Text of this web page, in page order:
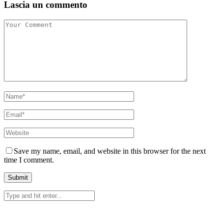
Lascia un commento
Save my name, email, and website in this browser for the next
time I comment.